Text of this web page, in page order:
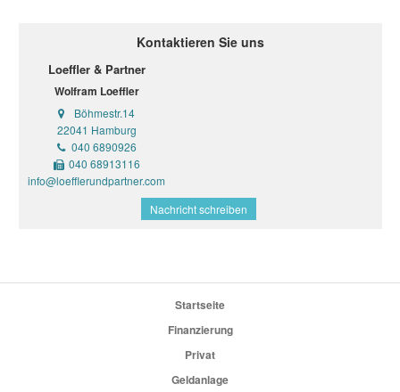
Kontaktieren Sie uns
Loeffler & Partner
Wolfram Loeffler
Böhmestr.14
22041 Hamburg
040 6890926
040 68913116
info@loefflerundpartner.com
Nachricht schreiben
Startseite
Finanzierung
Privat
Geldanlage